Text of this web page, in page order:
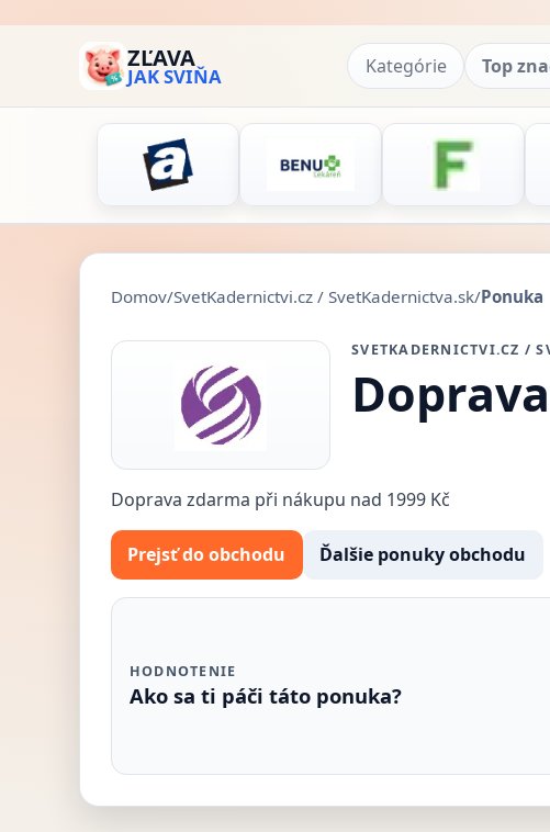
ZĽAVA
JAK SVIŇA Kategórie Top
Domov/SvetKadernictvi.cz / SvetKadernictva.sk/Ponuka
SVETKADERNICTVI.CZ /
Doprava zdarma při nákupu nad 1999 Kč
Prejsť do obchodu Ďalšie ponuky obchodu
HODNOTENIE
Ako sa ti páči táto ponuka?